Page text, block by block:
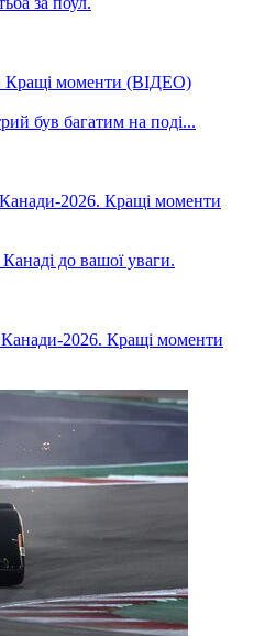
Кращі моменти (ВІДЕО)
2026. Кращі моменти
Канади-2026. Кращі моменти